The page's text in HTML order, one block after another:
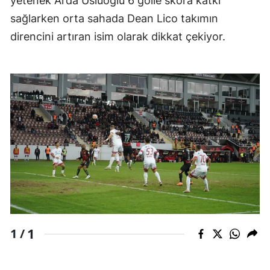
Samsun
Siirt
Sivas
Tekirdağ
Tokat
Trabzon
Tunceli
Şanlıurfa
Uşak
sağlarken orta sahada Dean Lico takımın
direncini artıran isim olarak dikkat çekiyor.
1 /1